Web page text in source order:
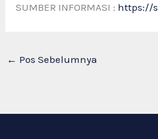
SUMBER INFORMASI : https://
← Pos Sebelumnya